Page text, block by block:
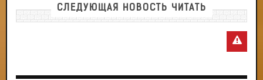
СЛЕДУЮЩАЯ НОВОСТЬ ЧИТАТЬ